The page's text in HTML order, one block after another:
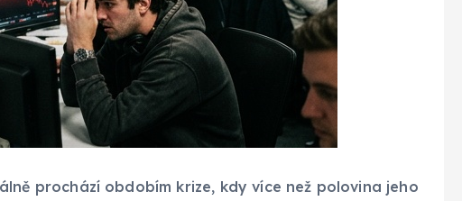
prochází obdobím krize, kdy více než polovina jeho